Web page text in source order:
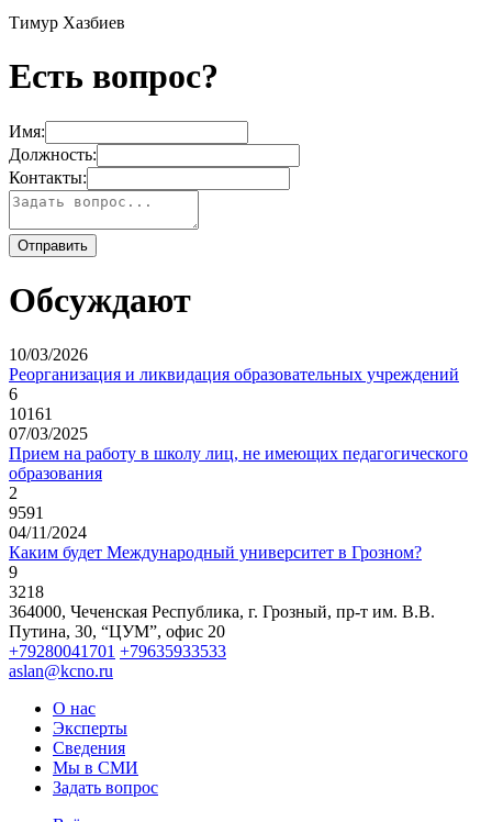
Тимур Хазбиев
Есть вопрос?
Имя:
Должность:
Контакты:
Обсуждают
10/03/2026
Реорганизация и ликвидация образовательных учреждений
6
10161
07/03/2025
Прием на работу в школу лиц, не имеющих педагогического
образования
2
9591
04/11/2024
Каким будет Международный университет в Грозном?
9
3218
364000, Чеченская Республика, г. Грозный, пр-т им. В.В.
Путина, 30, “ЦУМ”, офис 20
+79280041701 +79635933533
aslan@kcno.ru
О нас
Эксперты
Сведения
Мы в СМИ
Задать вопрос